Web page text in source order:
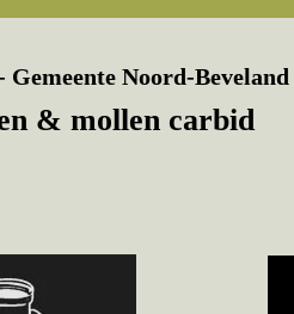
Noord-
& mollen carbid